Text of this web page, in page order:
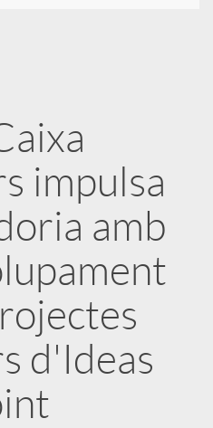
impulsa
amb
d'Ideas